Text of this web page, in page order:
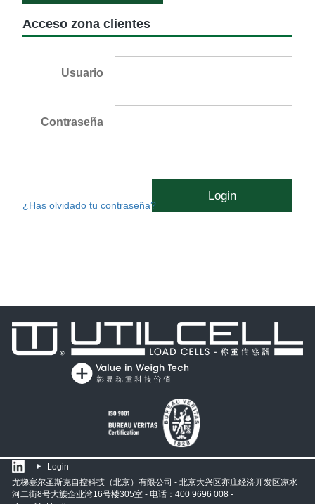
Acceso zona clientes
Usuario
Contraseña
Login
¿Has olvidado tu contraseña?
Login
尤梯塞尔圣斯克自控科技（北京）有限公司 - 北京大兴区亦庄经济开发区凉水
河二街8号大族企业湾16号楼305室 - 电话：400 9696 008 -